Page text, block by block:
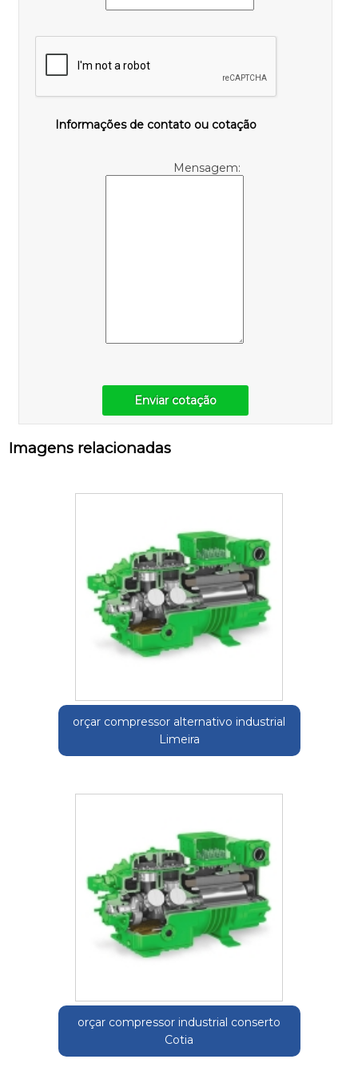
Informações de contato ou cotação
Mensagem:
Enviar cotação
Imagens relacionadas
orçar compressor alternativo industrial
Limeira
orçar compressor industrial conserto
Cotia